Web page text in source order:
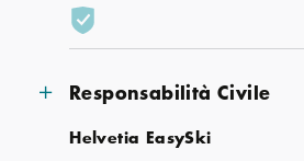
Responsabilità Civile
Helvetia EasySki